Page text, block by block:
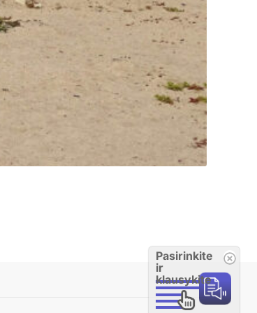
Pasirinkite
ir
klausykite